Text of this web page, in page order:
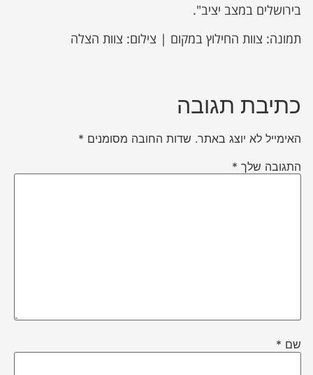
בירושלים במצב יציב".
תמונה: צוות החילוץ במקום | צילום: צוות הצלה
כתיבת תגובה
האימייל לא יוצג באתר. שדות החובה מסומנים *
התגובה שלך *
שם *